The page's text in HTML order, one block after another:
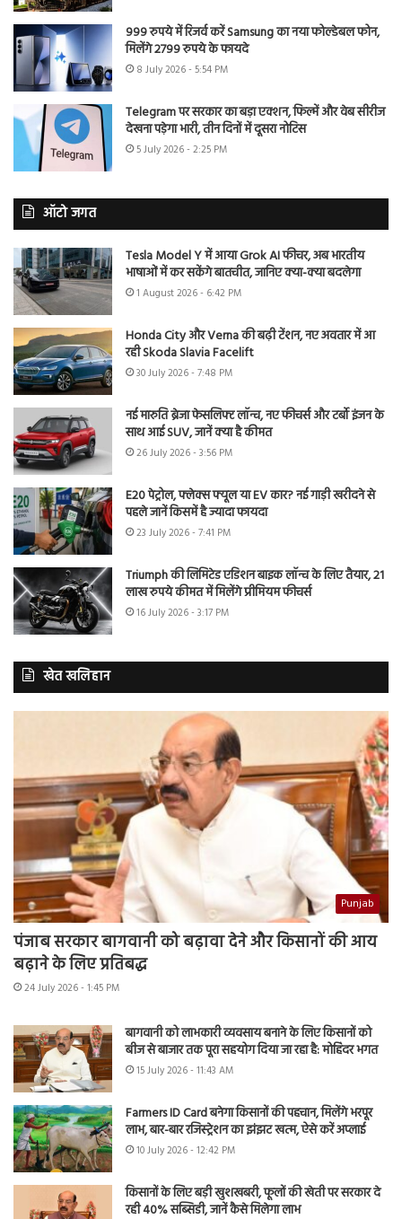
999 रुपये में रिजर्व करें Samsung का नया फोल्डेबल फोन,
मिलेंगे 2799 रुपये के फायदे
8 July 2026 - 5:54 PM
Telegram पर सरकार का बड़ा एक्शन, फिल्में और वेब सीरीज
देखना पड़ेगा भारी, तीन दिनों में दूसरा नोटिस
5 July 2026 - 2:25 PM
ऑटो जगत
Tesla Model Y में आया Grok AI फीचर, अब भारतीय
भाषाओं में कर सकेंगे बातचीत, जानिए क्या-क्या बदलेगा
1 August 2026 - 6:42 PM
Honda City और Verna की बढ़ी टेंशन, नए अवतार में आ
रही Skoda Slavia Facelift
30 July 2026 - 7:48 PM
नई मारुति ब्रेजा फेसलिफ्ट लॉन्च, नए फीचर्स और टर्बो इंजन के
साथ आई SUV, जानें क्या है कीमत
26 July 2026 - 3:56 PM
E20 पेट्रोल, फ्लेक्स फ्यूल या EV कार? नई गाड़ी खरीदने से
पहले जानें किसमें है ज्यादा फायदा
23 July 2026 - 7:41 PM
Triumph की लिमिटेड एडिशन बाइक लॉन्च के लिए तैयार, 21
लाख रुपये कीमत में मिलेंगे प्रीमियम फीचर्स
16 July 2026 - 3:17 PM
खेत खलिहान
Punjab
पंजाब सरकार बागवानी को बढ़ावा देने और किसानों की आय
बढ़ाने के लिए प्रतिबद्ध
24 July 2026 - 1:45 PM
बागवानी को लाभकारी व्यवसाय बनाने के लिए किसानों को
बीज से बाजार तक पूरा सहयोग दिया जा रहा है: मोहिंदर भगत
15 July 2026 - 11:43 AM
Farmers ID Card बनेगा किसानों की पहचान, मिलेंगे भरपूर
लाभ, बार-बार रजिस्ट्रेशन का झंझट खत्म, ऐसे करें अप्लाई
10 July 2026 - 12:42 PM
किसानों के लिए बड़ी खुशखबरी, फूलों की खेती पर सरकार दे
रही 40% सब्सिडी, जानें कैसे मिलेगा लाभ